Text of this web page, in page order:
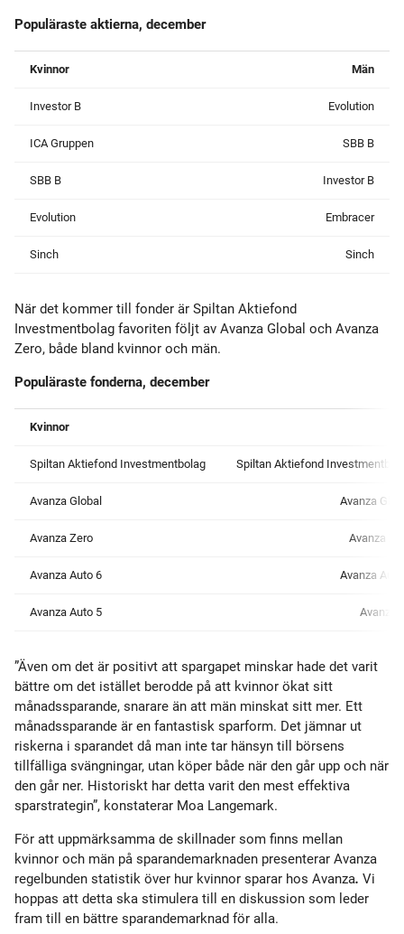
Populäraste aktierna, december
Kvinnor Män
Investor B Evolution
ICA Gruppen SBB B
SBB B Investor B
Evolution Embracer
Sinch Sinch
När det kommer till fonder är Spiltan Aktiefond
Investmentbolag favoriten följt av Avanza Global och Avanza
Zero, både bland kvinnor och män.
Populäraste fonderna, december
Kvinnor
Spiltan Aktiefond Investmentbolag Spiltan Aktiefond
Avanza Global Avanza
Avanza Zero Avanza
Avanza Auto 6 Avanza
Avanza Auto 5 Avanza
”Även om det är positivt att spargapet minskar hade det varit
bättre om det istället berodde på att kvinnor ökat sitt
månadssparande, snarare än att män minskat sitt mer. Ett
månadssparande är en fantastisk sparform. Det jämnar ut
riskerna i sparandet då man inte tar hänsyn till börsens
tillfälliga svängningar, utan köper både när den går upp och när
den går ner. Historiskt har detta varit den mest effektiva
sparstrategin”, konstaterar Moa Langemark.
För att uppmärksamma de skillnader som finns mellan
kvinnor och män på sparandemarknaden presenterar Avanza
regelbunden statistik över hur kvinnor sparar hos Avanza. Vi
hoppas att detta ska stimulera till en diskussion som leder
fram till en bättre sparandemarknad för alla.